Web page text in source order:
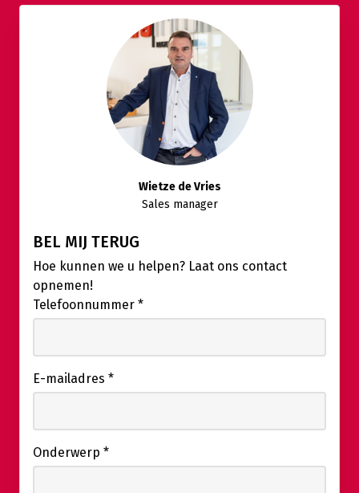
Wietze de Vries
Sales manager
BEL MIJ TERUG
Hoe kunnen we u helpen? Laat ons contact
opnemen!
Telefoonnummer *
E-mailadres *
Onderwerp *